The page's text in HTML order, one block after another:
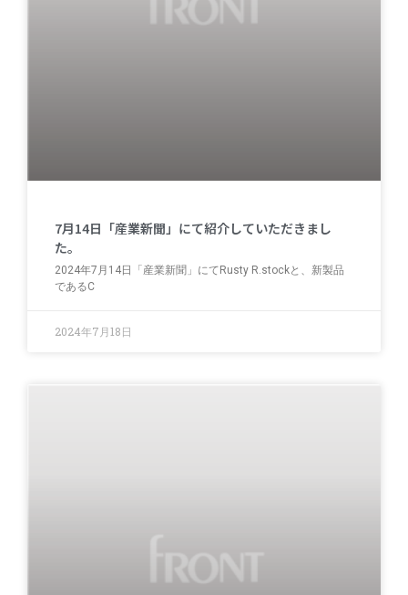
7月14日「産業新聞」にて紹介していただきまし
た。
2024年7月14日「産業新聞」にてRusty R.stockと、新製品
であるC
2024年7月18日